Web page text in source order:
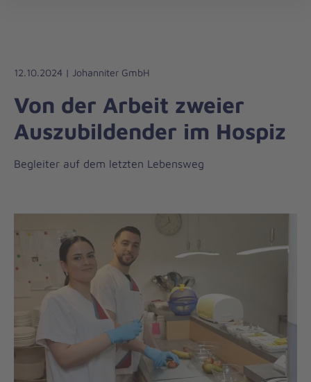
Liebe
Leben
12.10.2024 | Johanniter GmbH
Von der Arbeit zweier
Auszubildender im Hospiz
Begleiter auf dem letzten Lebensweg